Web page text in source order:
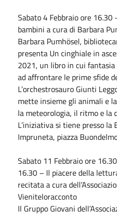
Sabato4 Febbraioore 16.30
bambini a cura di Barbara
Barbara Pumhösel,
presenta Un cinghiale in
2021, un libro in cui
ad affrontare le prime sfide
L’orchestrosauro Giunti
mette insieme gli animali e
la meteorologia, il ritmo e la
L’iniziativa si tiene presso la
Impruneta, piazza
Sabato 11 Febbraioore
16.30 – Il piacere della
recitata a cura
Vieniteloracconto
Il Gruppo Giovani